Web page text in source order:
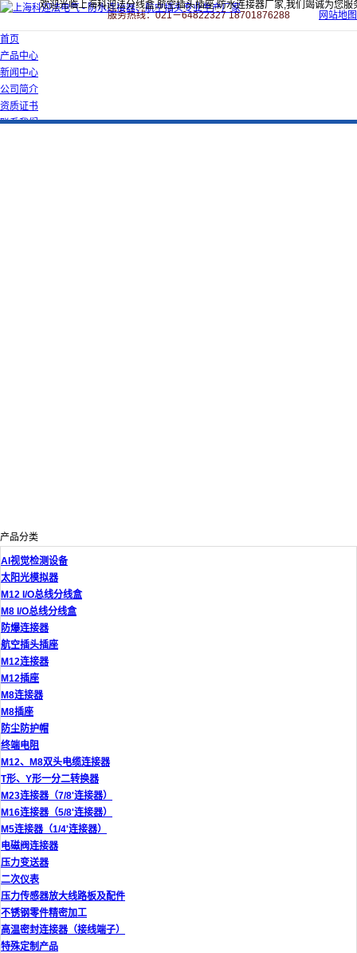
欢迎光临上海科迎法分线盒,航空插头插座,防水连接器厂家,我们竭诚为您服
服务热线：021－64822327 18701876288
网站地图
首页
产品中心
新闻中心
公司简介
资质证书
联系我们
产品分类
AI视觉检测设备
太阳光模拟器
M12 I/O总线分线盒
M8 I/O总线分线盒
防爆连接器
航空插头插座
M12连接器
M12插座
M8连接器
M8插座
防尘防护帽
终端电阻
M12、M8双头电缆连接器
T形、Y形一分二转换器
M23连接器（7/8'连接器）
M16连接器（5/8'连接器）
M5连接器（1/4'连接器）
电磁阀连接器
压力变送器
二次仪表
压力传感器放大线路板及配件
不锈钢零件精密加工
高温密封连接器（接线端子）
特殊定制产品